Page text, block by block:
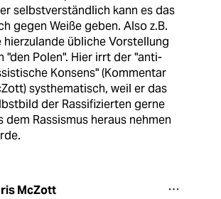
selbstverständlich kann es das
gegen Weiße geben. Also z.B.
hierzulande übliche Vorstellung
"den Polen". Hier irrt der "anti-
Konsens" (Kommentar
systhematisch, weil er das
der Rassifizierten gerne
dem Rassismus heraus nehmen
McZott